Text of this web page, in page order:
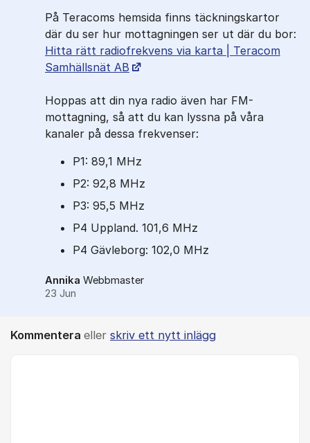
På Teracoms hemsida finns täckningskartor
där du ser hur mottagningen ser ut där du bor:
Hitta rätt radiofrekvens via karta | Teracom
Samhällsnät AB
​Hoppas att din nya radio även har FM-
mottagning, så att du kan lyssna på våra
kanaler på dessa frekvenser:
P1: 89,1 MHz
P2: 92,8 MHz
P3: 95,5 MHz
P4 Uppland. 101,6 MHz
P4 Gävleborg: 102,0 MHz
Annika Webbmaster
23 Jun
Kommentera eller skriv ett nytt inlägg